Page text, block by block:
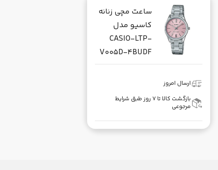
ساعت مچی زنانه
کاسیو مدل
CASIO-LTP-
V005D-4BUDF
ارسال امروز
بازگشت کالا تا ۷ روز طبق شرایط
مرجوعی